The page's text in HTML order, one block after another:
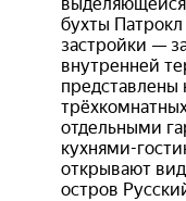
бухты
застройки —
внутренней
представлены
отдельными
кухнями-
открывают
остров